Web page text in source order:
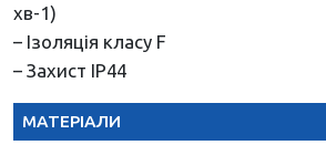
хв-1)
– Ізоляція класу F
– Захист IP44
МАТЕРІАЛИ